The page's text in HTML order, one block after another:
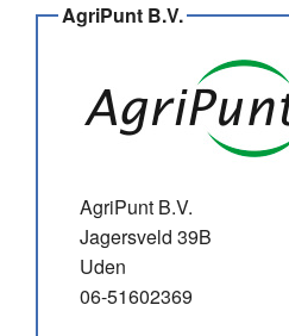
AgriPunt B.V.
AgriPunt B.V.
Jagersveld 39B
Uden
06-51602369